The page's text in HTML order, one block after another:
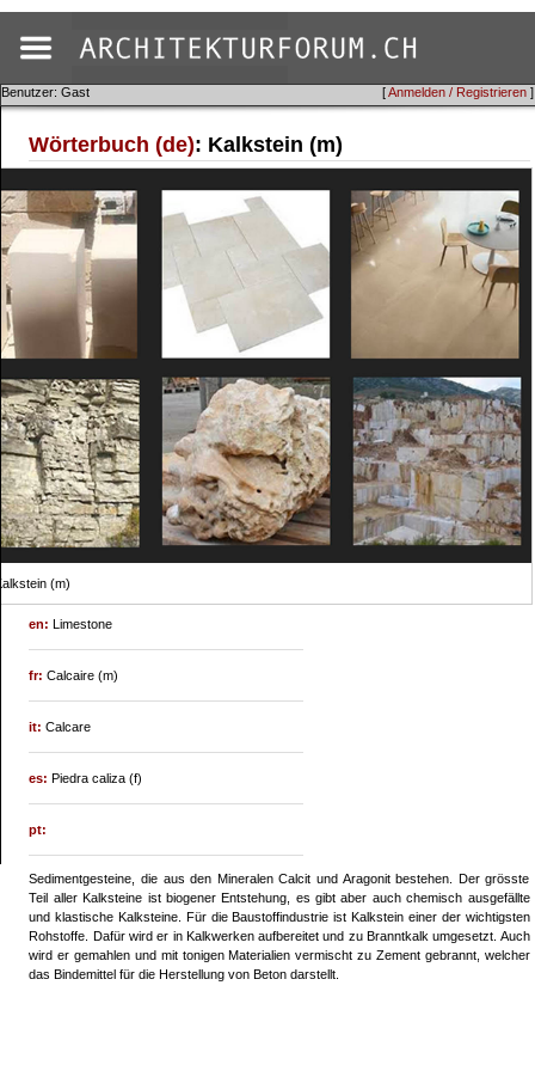
[Anmelden / Registrieren ]
Benutzer: Gast
Wörterbuch (de): Kalkstein (m)
(m)
en: Limestone
fr:Calcaire (m)
it:Calcare
es: Piedra caliza (f)
pt:
Sedimentgesteine, die aus den Mineralen Calcit und Aragonit bestehen. Der grösste
Teil aller Kalksteine ist biogener Entstehung, es gibt aber auch chemisch ausgefällte
und klastische Kalksteine. Für die Baustoffindustrie ist Kalkstein einer der wichtigsten
Rohstoffe. Dafür wird er in Kalkwerken aufbereitet und zu Branntkalk umgesetzt. Auch
wird er gemahlen und mit tonigen Materialien vermischt zu Zement gebrannt, welcher
das Bindemittel für die Herstellung von Beton darstellt.